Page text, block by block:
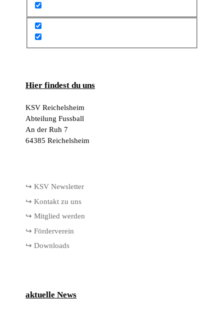
Hier findest du uns
KSV Reichelsheim
Abteilung Fussball
An der Ruh 7
64385 Reichelsheim
↪ KSV Newsletter
↪ Kontakt zu uns
↪ Mitglied werden
↪ Förderverein
↪ Downloads
aktuelle News